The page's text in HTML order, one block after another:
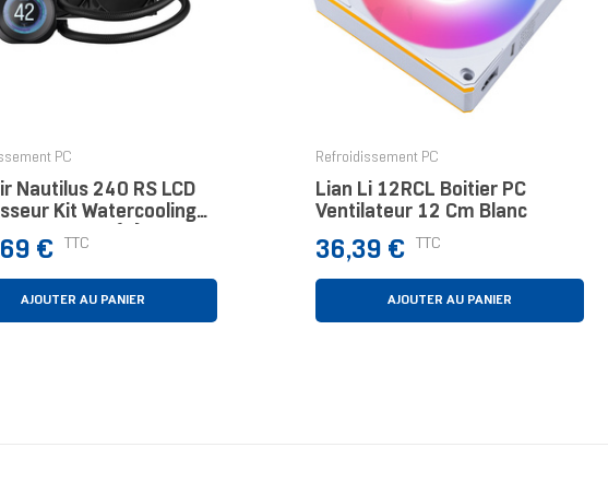
PC
Nautilus 240 RS LCD
Kit Watercooling
Noir 1 Pièce(s)
€ TTC
AJOUTER AU PANIER
Refroidissement PC
Lian Li 12RCL Boitier PC
Ventilateur 12 Cm Blanc
Prix
36,39 € TTC
AJOUTER AU PANIER